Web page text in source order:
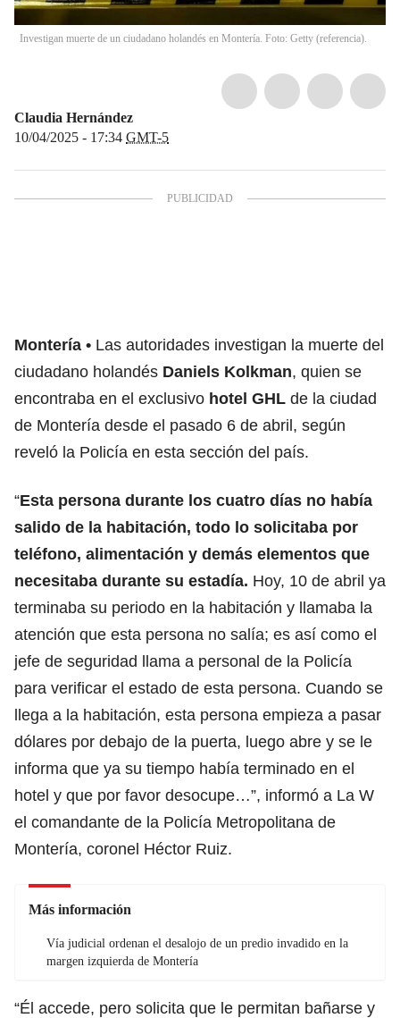
Investigan muerte de un ciudadano holandés en Montería. Foto: Getty (referencia).
Claudia Hernández
10/04/2025 - 17:34 GMT-5
Montería
Las autoridades investigan la muerte del
ciudadano holandés Daniels Kolkman, quien se
encontraba en el exclusivo hotel GHL de la ciudad
de Montería desde el pasado 6 de abril, según
reveló la Policía en esta sección del país.
“Esta persona durante los cuatro días no había
salido de la habitación, todo lo solicitaba por
teléfono, alimentación y demás elementos que
necesitaba durante su estadía. Hoy, 10 de abril ya
terminaba su periodo en la habitación y llamaba la
atención que esta persona no salía; es así como el
jefe de seguridad llama a personal de la Policía
para verificar el estado de esta persona. Cuando se
llega a la habitación, esta persona empieza a pasar
dólares por debajo de la puerta, luego abre y se le
informa que ya su tiempo había terminado en el
hotel y que por favor desocupe…”, informó a La W
el comandante de la Policía Metropolitana de
Montería, coronel Héctor Ruiz.
Más información
Vía judicial ordenan el desalojo de un predio invadido en la
margen izquierda de Montería
“Él accede, pero solicita que le permitan bañarse y